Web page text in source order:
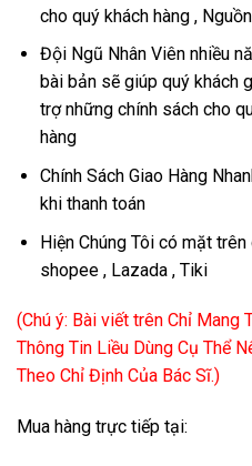
cho quý khách hàng ,
Đội Ngũ Nhân Viên nhiều
bài bản sẽ giúp quý khách
trợ những chính sách cho
hàng
Chính Sách Giao Hàng
khi thanh toán
Hiện Chúng Tôi có mặt
shopee , Lazada , Tiki
(Chú ý: Bài viết trên Chỉ Mang
Thông Tin Liều Dùng Cụ Thể
Theo Chỉ Định Của Bác Sĩ.)
Mua hàng trực tiếp tại: